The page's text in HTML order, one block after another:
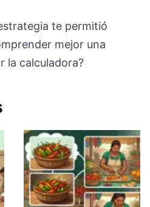
te permitió
mejor una
la calculadora?